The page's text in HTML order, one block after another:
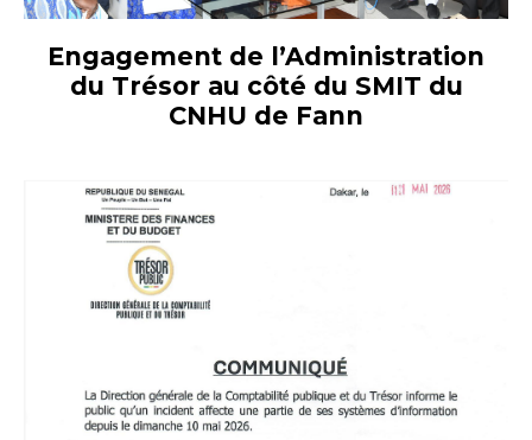
Engagement de l’Administration
du Trésor au côté du SMIT du
CNHU de Fann